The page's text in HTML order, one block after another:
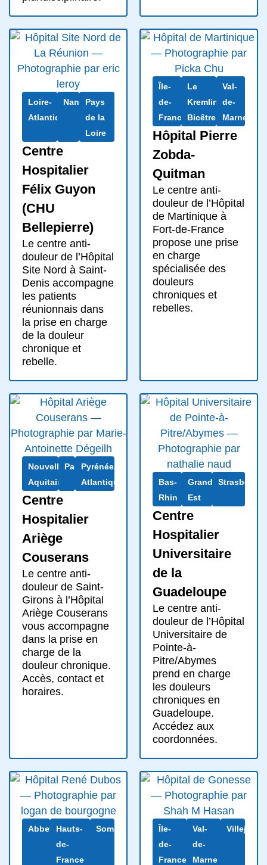
Loire-
Atlantique
NantesPays
de la
Loire
Centre
Hospitalier
Félix Guyon
(CHU
Bellepierre)
Le centre anti-
douleur de l’Hôpital
Site Nord à Saint-
Denis accompagne
les patients
réunionnais dans
la prise en charge
de la douleur
chronique et
rebelle.
Île-
de-
France
Le
Kremlin-
Bicêtre
Val-
de-
Marne
Hôpital Pierre
Zobda-
Quitman
Le centre anti-
douleur de l’Hôpital
de Martinique à
Fort-de-France
propose une prise
en charge
spécialisée des
douleurs
chroniques et
rebelles.
Nouvelle-
Aquitaine
Pau
Pyrénées-
Atlantiques
Centre
Hospitalier
Ariège
Couserans
Le centre anti-
douleur de Saint-
Girons à l’Hôpital
Ariège Couserans
vous accompagne
dans la prise en
charge de la
douleur chronique.
Accès, contact et
horaires.
Bas-
Rhin
Grand
Est
Strasbourg
Centre
Hospitalier
Universitaire
de la
Guadeloupe
Le centre anti-
douleur de l’Hôpital
Universitaire de
Pointe-à-
Pitre/Abymes
prend en charge
les douleurs
chroniques en
Guadeloupe.
Accédez aux
coordonnées.
AbbevilleHauts-
de-
France
Somme
Île-
de-
France
Val-
de-
Marne
Villejuif